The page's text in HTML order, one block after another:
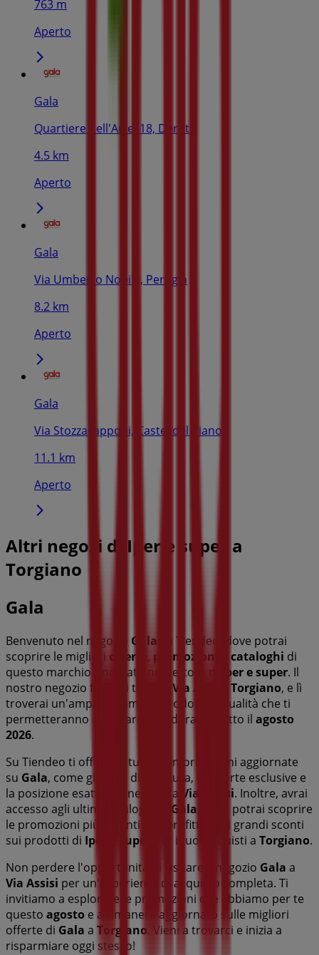
763 m
Aperto
Gala
Quartiere dell'Arte, 18, Deruta
4.5 km
Aperto
Gala
Via Umberto Nobile, Perugia
8.2 km
Aperto
Gala
Via Stozzacapponi, Castel del Piano
11.1 km
Aperto
Altri negozi di Iper e super a
Torgiano
Gala
Benvenuto nel negozio Gala su Tiendeo, dove potrai
scoprire le migliori offerte , promozioni cataloghi di
questo marchio rinomato nel settore di
Iper e super. Il
nostro negozio fisico si trova a Via Assisi Torgiano, e lì
troverai un'ampia gamma di prodotti di qualità che ti
permetteranno di risparmiare durante tutto il agosto
2026.
Su Tiendeo ti offriamo tutte le informazioni aggiornate
su Gala, come gli orari di apertura, le offerte esclusive e
la posizione esatta del negozio a Via Assisi. Inoltre, avrai
accesso agli ultimi cataloghi di Gala , dove potrai scoprire
le promozioni più recenti e approfittare di grandi sconti
sui prodotti di Iper e super per i tuoi acquisti a Torgiano.
Non perdere l'opportunità di visitare il negozio Gala a
Via Assisi per un'esperienza di acquisto completa. Ti
invitiamo a esplorare le promozioni che abbiamo per te
questo agosto e a rimanere aggiornato sulle migliori
offerte di Gala a Torgiano . Vieni a trovarci e inizia a
risparmiare oggi stesso!